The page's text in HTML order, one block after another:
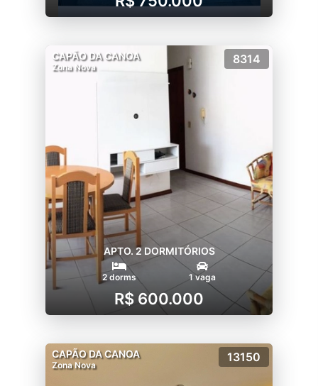
CAPÃO DA CANOA
Zona Nova
8314
APTO. 2 DORMITÓRIOS
2 dorms 1 vaga
R$ 600.000
CAPÃO DA CANOA
Zona Nova
13150